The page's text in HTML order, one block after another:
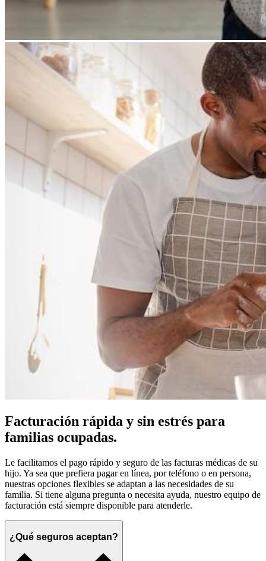
Facturación rápida y sin estrés para
familias ocupadas.
Le facilitamos el pago rápido y seguro de las facturas médicas de su
hijo. Ya sea que prefiera pagar en línea, por teléfono o en persona,
nuestras opciones flexibles se adaptan a las necesidades de su
familia. Si tiene alguna pregunta o necesita ayuda, nuestro equipo de
facturación está siempre disponible para atenderle.
¿Qué seguros aceptan?